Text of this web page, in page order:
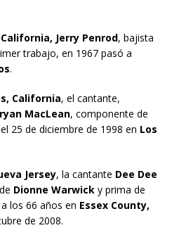
Jerry Penrod, bajista
trabajo, en 1967 pasó a
.
California, el cantante,
MacLean, componente de
25 de diciembre de 1998 en Los
Jersey, la cantante Dee Dee
Dionne Warwick y prima de
los 66 años en Essex County,
de 2008.